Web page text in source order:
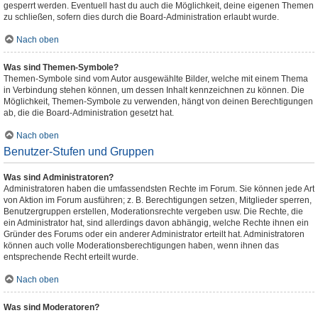
gesperrt werden. Eventuell hast du auch die Möglichkeit, deine eigenen Themen
zu schließen, sofern dies durch die Board-Administration erlaubt wurde.
Nach oben
Was sind Themen-Symbole?
Themen-Symbole sind vom Autor ausgewählte Bilder, welche mit einem Thema
in Verbindung stehen können, um dessen Inhalt kennzeichnen zu können. Die
Möglichkeit, Themen-Symbole zu verwenden, hängt von deinen Berechtigungen
ab, die die Board-Administration gesetzt hat.
Nach oben
Benutzer-Stufen und Gruppen
Was sind Administratoren?
Administratoren haben die umfassendsten Rechte im Forum. Sie können jede Art
von Aktion im Forum ausführen; z. B. Berechtigungen setzen, Mitglieder sperren,
Benutzergruppen erstellen, Moderationsrechte vergeben usw. Die Rechte, die
ein Administrator hat, sind allerdings davon abhängig, welche Rechte ihnen ein
Gründer des Forums oder ein anderer Administrator erteilt hat. Administratoren
können auch volle Moderationsberechtigungen haben, wenn ihnen das
entsprechende Recht erteilt wurde.
Nach oben
Was sind Moderatoren?